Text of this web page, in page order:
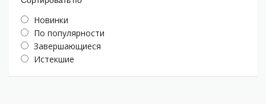
Новинки
По популярности
Завершающиеся
Истекшие